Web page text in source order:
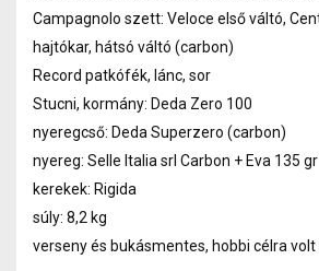
Campagnolo szett: Veloce első váltó,
hajtókar, hátsó váltó (carbon)
Record patkófék, lánc, sor
Stucni, kormány: Deda Zero 100
nyeregcső: Deda Superzero (carbon)
nyereg: Selle Italia srl Carbon + Eva 135 gr
kerekek: Rigida
súly: 8,2 kg
verseny és bukásmentes, hobbi célra